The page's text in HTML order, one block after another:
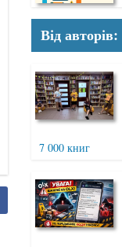
Від авторів:
7 000 книг